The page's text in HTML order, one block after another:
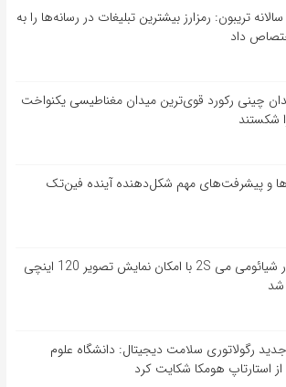
تریبون: رمزارز بیشترین تبلیغات در رسانه‌ها را به
داد
چینی رکورد قوی‌ترین میدان مغناطیسی یکنواخت
شکستند
و پیشرفت‌های مهم شکل‌دهنده آینده فین‌تک
پروژکتور شیائومی می 2S با امکان نمایش تصویر 120 اینچی
شد
رگولاتوری سلامت دیجیتال: دانشگاه علوم
استارتاپ هومکا شکایت کرد